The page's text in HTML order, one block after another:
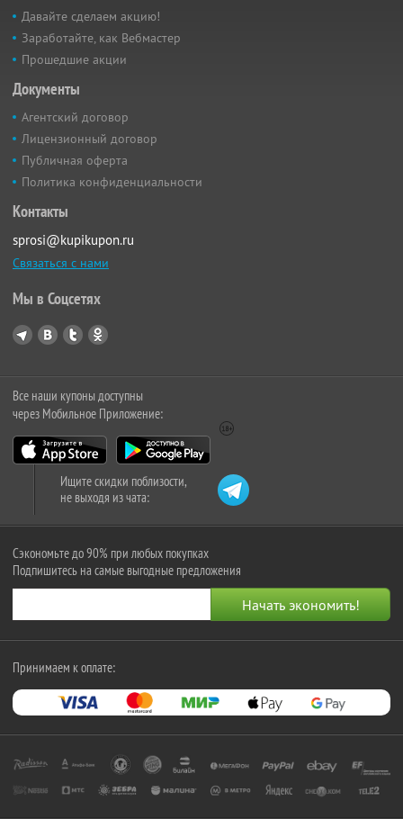
Давайте сделаем акцию!
Заработайте, как Вебмастер
Прошедшие акции
Документы
Агентский договор
Лицензионный договор
Публичная оферта
Политика конфиденциальности
Контакты
sprosi@kupikupon.ru
Связаться с нами
Мы в Соцсетях
Все наши купоны доступны
через Мобильное Приложение:
Ищите скидки поблизости,
не выходя из чата:
Сэкономьте до 90% при любых покупках
Подпишитесь на самые выгодные предложения
Принимаем к оплате: